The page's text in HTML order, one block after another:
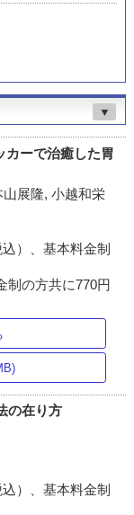
▼
カーで治癒した胃
展隆, 小越和栄
）、基本料金制
制の方共に770円
の在り方
）、基本料金制